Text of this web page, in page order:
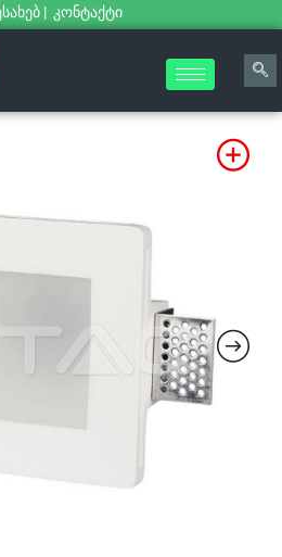
| კონტაქტი